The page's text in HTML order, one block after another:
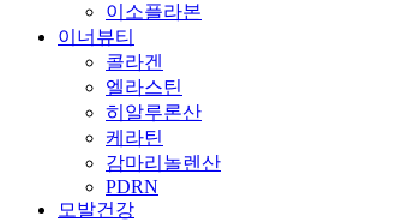
이소플라본
이너뷰티
콜라겐
엘라스틴
히알루론산
케라틴
감마리놀렌산
PDRN
모발건강